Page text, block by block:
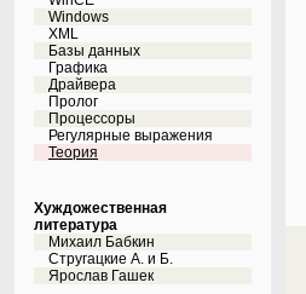
Windows
XML
Базы данных
Графика
Драйвера
Пролог
Процессоры
Регулярные выражения
Теория
Хуждожественная
литература
Михаил Бабкин
Стругацкие А. и Б.
Ярослав Гашек